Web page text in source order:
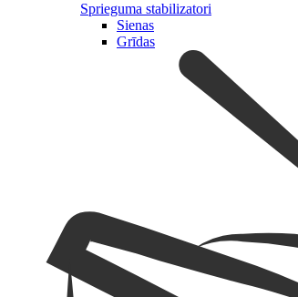
Sprieguma stabilizatori
Sienas
Grīdas